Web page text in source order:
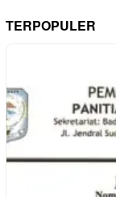
TERPOPULER